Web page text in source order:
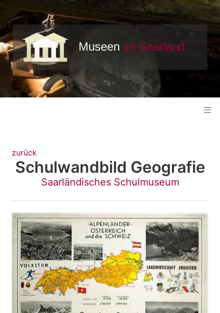
zurück
Schulwandbild Geografie
Saarländisches Schulmuseum